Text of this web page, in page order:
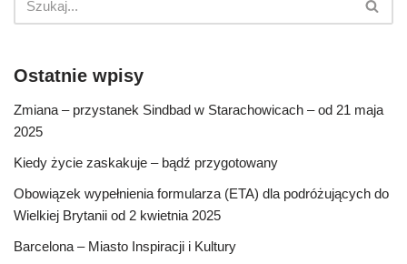
Ostatnie wpisy
Zmiana – przystanek Sindbad w Starachowicach – od 21 maja
2025
Kiedy życie zaskakuje – bądź przygotowany
Obowiązek wypełnienia formularza (ETA) dla podróżujących do
Wielkiej Brytanii od 2 kwietnia 2025
Barcelona – Miasto Inspiracji i Kultury